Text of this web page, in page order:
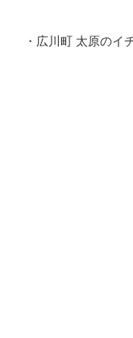
・広川町 太原のイ